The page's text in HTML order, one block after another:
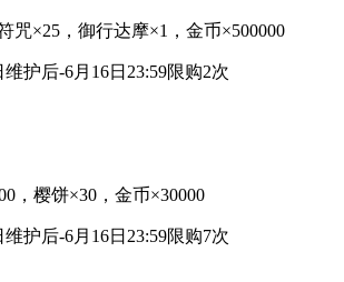
咒×25，御行达摩×1，金币×500000
护后-6月16日23:59限购2次
，樱饼×30，金币×30000
护后-6月16日23:59限购7次